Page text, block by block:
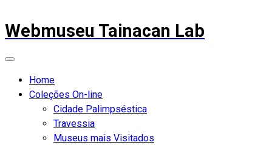
Webmuseu Tainacan Lab
Home
Coleções On-line
Cidade Palimpséstica
Travessia
Museus mais Visitados